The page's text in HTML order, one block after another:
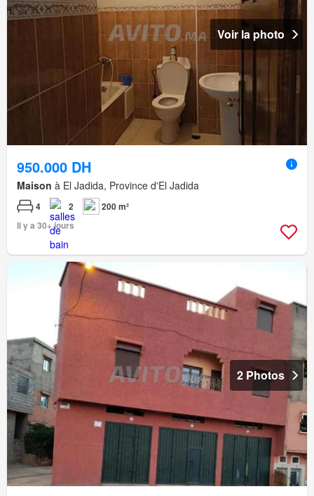
Voir la photo
950.000 DH
Maison à El Jadida, Province d'El Jadida
4 2
200 m²
Il y a 30+ jours
2 Photos